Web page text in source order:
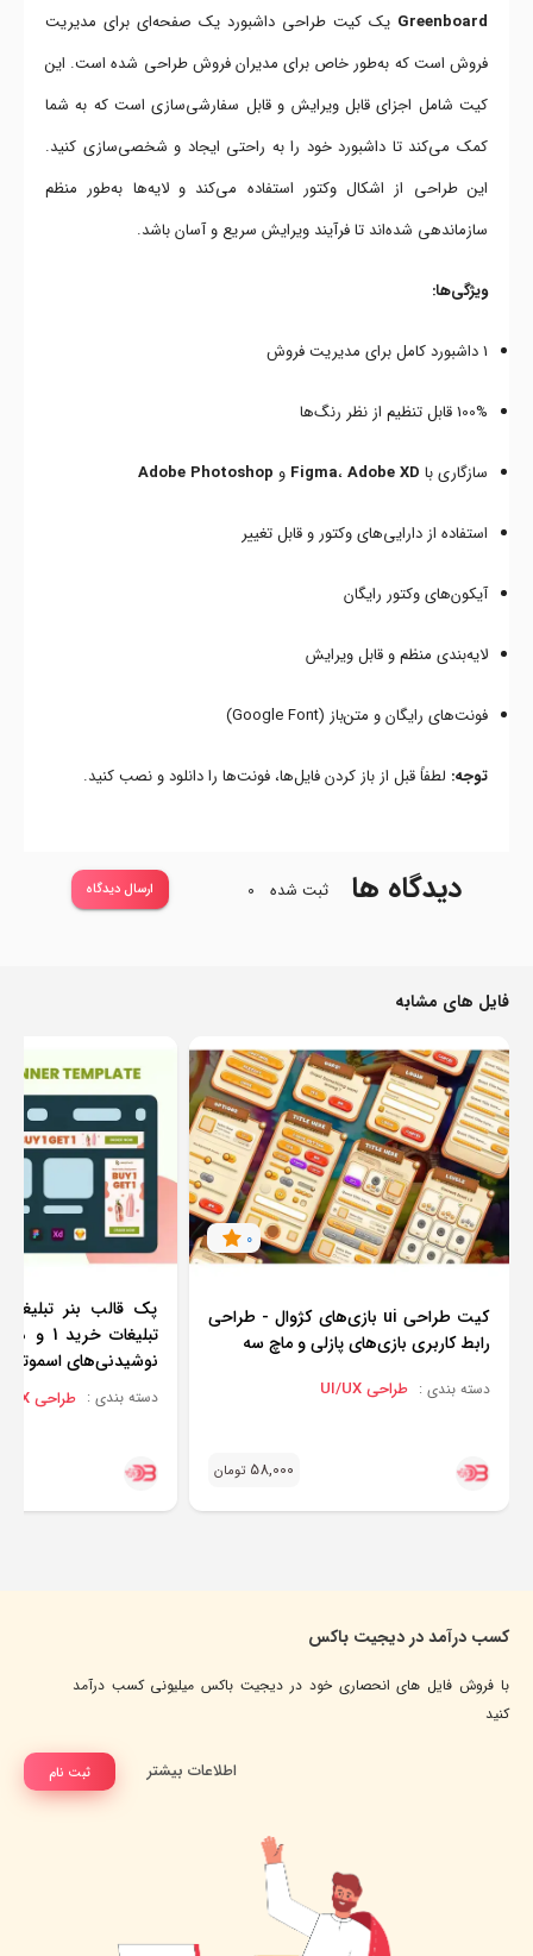
Greenboard یک کیت طراحی داشبورد یک صفحه‌ای برای مدیریت
فروش است که به‌طور خاص برای مدیران فروش طراحی شده است. این
کیت شامل اجزای قابل ویرایش و قابل سفارشی‌سازی است که به شما
کمک می‌کند تا داشبورد خود را به راحتی ایجاد و شخصی‌سازی کنید.
این طراحی از اشکال وکتور استفاده می‌کند و لایه‌ها به‌طور منظم
سازماندهی شده‌اند تا فرآیند ویرایش سریع و آسان باشد.
ویژگی‌ها:
1 داشبورد کامل برای مدیریت فروش
100% قابل تنظیم از نظر رنگ‌ها
سازگاری با Figma،Adobe XD و Adobe Photoshop
استفاده از دارایی‌های وکتور و قابل تغییر
آیکون‌های وکتور رایگان
لایه‌بندی منظم و قابل ویرایش
فونت‌های رایگان و متن‌باز (Google Font)
توجه: لطفاً قبل از باز کردن فایل‌ها، فونت‌ها را دانلود و نصب کنید.
دیدگاه ها ثبت شده 0 ارسال دیدگاه
فایل های مشابه
0
کیت طراحی ui بازی‌های کژوال - طراحی
رابط کاربری بازی‌های پازلی و ماچ سه
دسته بندی : طراحی UI/UX
58,000 تومان
نوشیدنی‌های اسموتی
دسته بندی : طراحی UI/UX
کسب درآمد در دیجیت باکس
با فروش فایل های انحصاری خود در دیجیت باکس میلیونی کسب درآمد
کنید
ثبت نام اطلاعات بیشتر